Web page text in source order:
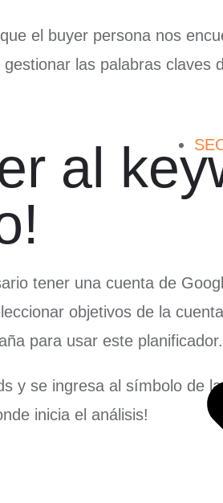
el buyer persona nos
las palabras claves
al
tener una cuenta de
objetivos de la
para usar este planificador.
y se ingresa al símbolo de
inicia el análisis!